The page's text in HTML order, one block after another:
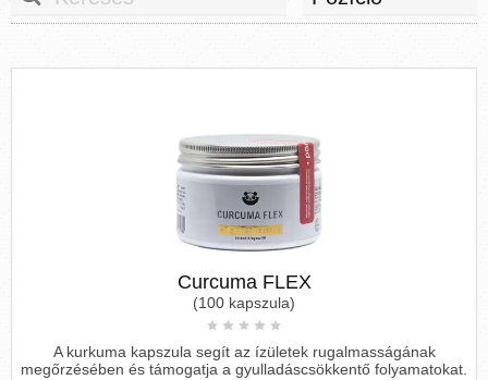
Curcuma FLEX
(100 kapszula)
A kurkuma kapszula segít az ízületek rugalmasságának
megőrzésében és támogatja a gyulladáscsökkentő folyamatokat.